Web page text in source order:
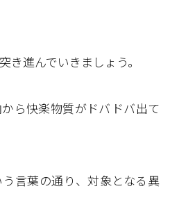
き進んでいきましょう。
ら快楽物質がドバドバ出て
う言葉の通り、対象となる異